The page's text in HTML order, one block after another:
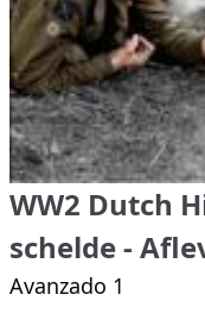
WW2 Dutch
schelde -
Avanzado 1